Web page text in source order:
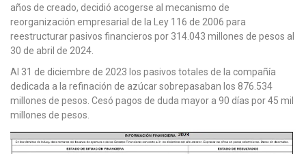
años de creado, decidió acogerse al mecanismo de
reorganización empresarial de la Ley 116 de 2006 para
reestructurar pasivos financieros por 314.043 millones de pesos al
30 de abril de 2024.
Al 31 de diciembre de 2023 los pasivos totales de la compañía
dedicada a la refinación de azúcar sobrepasaban los 876.534
millones de pesos. Cesó pagos de duda mayor a 90 días por 45 mil
millones de pesos.